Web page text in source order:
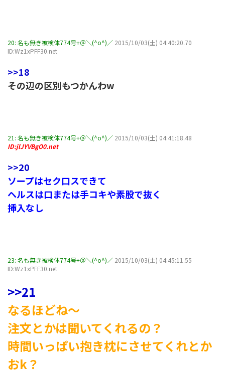
20: 名も無き被検体774号+＠＼(^o^)／ 2015/10/03(土) 04:40:20.70
ID:Wz1xPFF30.net
>>18
その辺の区別もつかんわw
21: 名も無き被検体774号+＠＼(^o^)／ 2015/10/03(土) 04:41:18.48
ID:jlJYVBgO0.net
>>20
ソープはセク口スできて
ヘルスは口または手コキや素股で抜く
挿入なし
23: 名も無き被検体774号+＠＼(^o^)／ 2015/10/03(土) 04:45:11.55
ID:Wz1xPFF30.net
>>21
なるほどね～
注文とかは聞いてくれるの？
時間いっぱい抱き枕にさせてくれとか
おk？